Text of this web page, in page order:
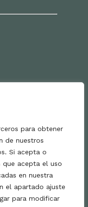
para obtener
de nuestros
Si acepta o
que acepta el uso
en nuestra
el apartado ajuste
para modificar